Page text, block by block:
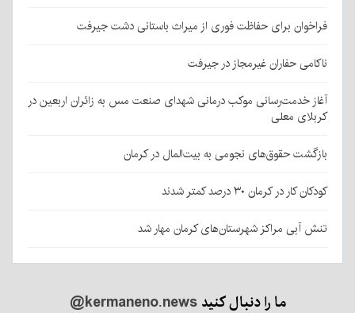
فراخوان برای حفاظت فوری از میراث باستانی دشت جیرفت
ناکامی حفاران غیرمجاز در جیرفت
آغاز خدمت‌رسانی موکب درمانی شهدای صنعت مس به زائران اربعین در
کربلای معلی
بازگشت حقوق‌های نجومی به بیت‌المال در کرمان
کودکان کار در کرمان ۳۰ درصد کمتر شدند
تنش آبی مراکز شهرستان‌های کرمان مهار شد
ما را دنبال کنید@kermaneno.news